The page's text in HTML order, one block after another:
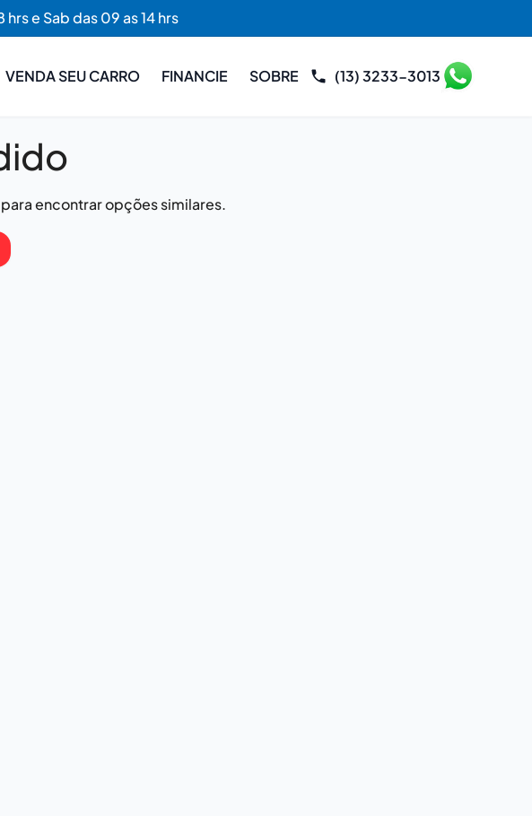
hrs e Sab das 09 as 14 hrs
VENDA SEU CARRO FINANCIE SOBRE (13) 3233-3013
encontrar opções similares.